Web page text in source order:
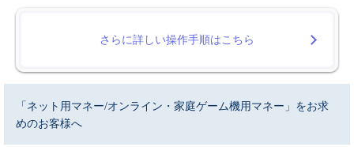
さらに詳しい操作手順はこちら
「ネット用マネー/オンライン・家庭ゲーム機用マネー」をお求
めのお客様へ